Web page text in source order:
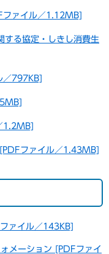
ファイル／1.12MB]
する協定・しきし消費生
／797KB]
1.2MB]
ファイル／1.43MB]
ァイル／143KB]
メーション [PDFファイ